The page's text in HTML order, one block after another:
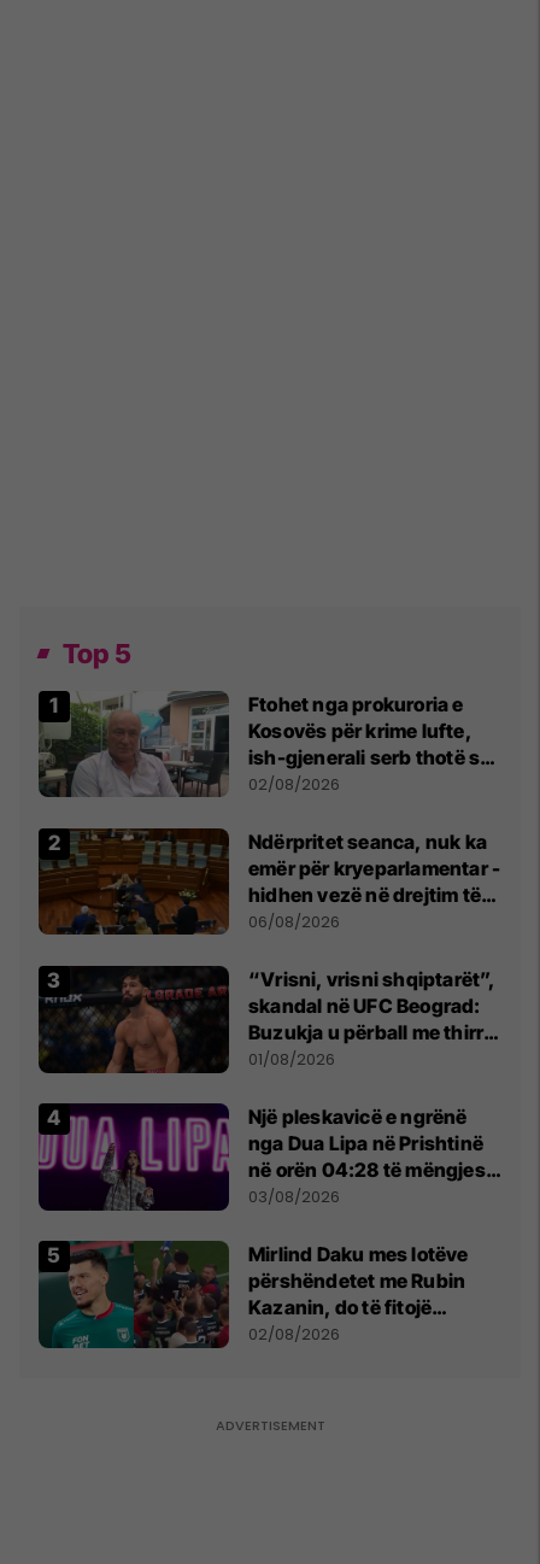
Top 5
Ftohet nga prokuroria e
Kosovës për krime lufte,
ish-gjenerali serb thotë se
dikush e tradhtoi në
02/08/2026
Ndërpritet seanca, nuk ka
emër për kryeparlamentar -
hidhen vezë në drejtim të
Kurtit
06/08/2026
“Vrisni, vrisni shqiptarët”,
skandal në UFC Beograd:
Buzukja u përball me thirrje
anti-shqiptare nga
01/08/2026
Një pleskavicë e ngrënë
nga Dua Lipa në Prishtinë
në orën 04:28 të mëngjesit
- dhe bota digjitale serbe
03/08/2026
Mirlind Daku mes lotëve
përshëndetet me Rubin
Kazanin, do të fitojë
miliona te Spartak Moska
02/08/2026